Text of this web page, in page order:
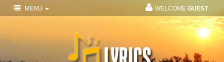
MENU WELCOME GUEST